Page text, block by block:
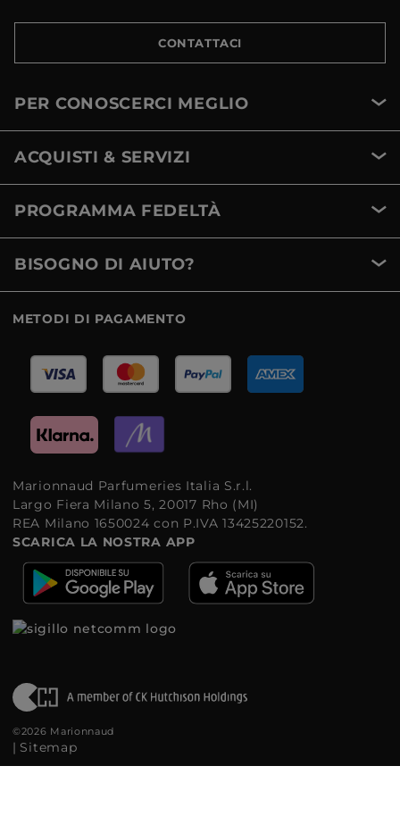
CONTATTACI
PER CONOSCERCI MEGLIO
ACQUISTI & SERVIZI
PROGRAMMA FEDELTÀ
BISOGNO DI AIUTO?
METODI DI PAGAMENTO
Marionnaud Parfumeries Italia S.r.l.
Largo Fiera Milano 5, 20017 Rho (MI)
REA Milano 1650024 con P.IVA 13425220152.
SCARICA LA NOSTRA APP
©2026 Marionnaud
| Sitemap